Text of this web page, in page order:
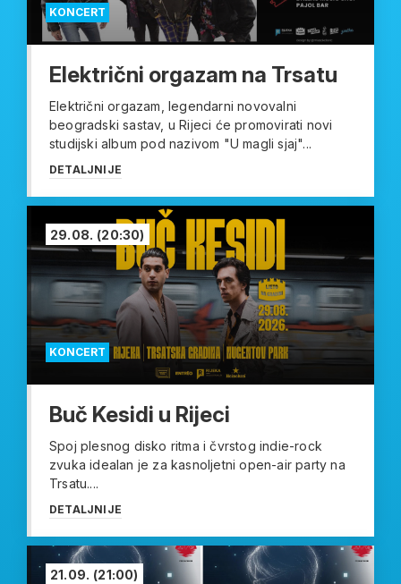
KONCERT
Električni orgazam na Trsatu
Električni orgazam, legendarni novovalni
beogradski sastav, u Rijeci će promovirati novi
studijski album pod nazivom "U magli sjaj"...
DETALJNIJE
KONCERT
29.08. (20:30)
Buč Kesidi u Rijeci
Spoj plesnog disko ritma i čvrstog indie-rock
zvuka idealan je za kasnoljetni open-air party na
Trsatu....
DETALJNIJE
21.09. (21:00)